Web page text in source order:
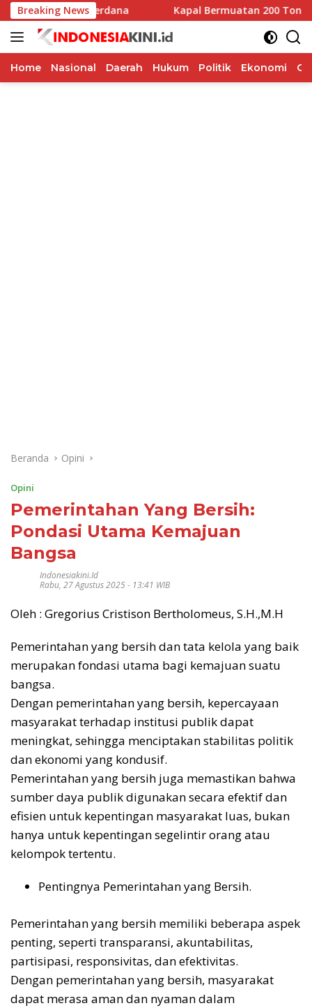
Langsung
ke
konten
Breaking News
di Laga Perdana Kapal Bermuatan 200 Ton
Home Nasional Daerah Hukum Politik Ekonomi
Beranda Opini
Opini
Pemerintahan Yang Bersih:
Pondasi Utama Kemajuan
Bangsa
Indonesiakini.id
Rabu, 27 Agustus 2025 - 13:41 WIB
Oleh : Gregorius Cristison Bertholomeus, S.H.,M.H
Pemerintahan yang bersih dan tata kelola yang baik
merupakan fondasi utama bagi kemajuan suatu
bangsa.
Dengan pemerintahan yang bersih, kepercayaan
masyarakat terhadap institusi publik dapat
meningkat, sehingga menciptakan stabilitas politik
dan ekonomi yang kondusif.
Pemerintahan yang bersih juga memastikan bahwa
sumber daya publik digunakan secara efektif dan
efisien untuk kepentingan masyarakat luas, bukan
hanya untuk kepentingan segelintir orang atau
kelompok tertentu.
Pentingnya Pemerintahan yang Bersih.
Pemerintahan yang bersih memiliki beberapa aspek
penting, seperti transparansi, akuntabilitas,
partisipasi, responsivitas, dan efektivitas.
Dengan pemerintahan yang bersih, masyarakat
dapat merasa aman dan nyaman dalam